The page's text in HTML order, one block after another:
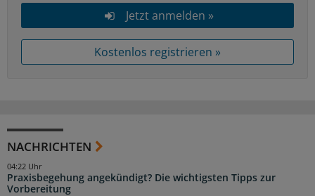
Jetzt anmelden »
Kostenlos registrieren »
NACHRICHTEN
Praxisbegehung angekündigt? Die wichtigsten Tipps zur
Vorbereitung
04:22 Uhr